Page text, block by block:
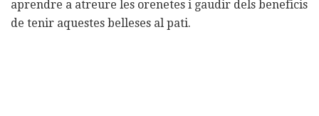
aprendre a atreure les orenetes i gaudir dels beneficis
de tenir aquestes belleses al pati.